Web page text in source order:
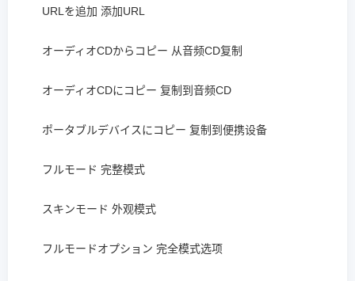
URLを追加 添加URL
オーディオCDからコピー 从音频CD复制
オーディオCDにコピー 复制到音频CD
ポータブルデバイスにコピー 复制到便携设备
フルモード 完整模式
スキンモード 外观模式
フルモードオプション 完全模式选项